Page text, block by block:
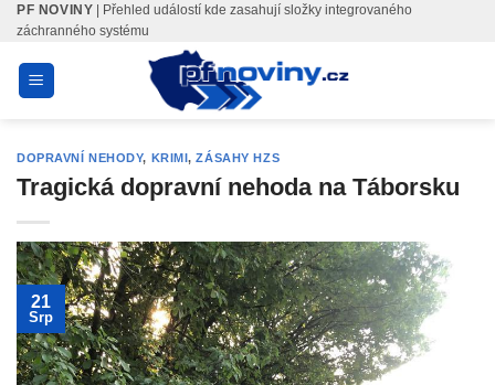
Skip
content
PF NOVINY | Přehled událostí kde zasahují složky integrovaného
záchranného systému
DOPRAVNÍ NEHODY, KRIMI,ZÁSAHY HZS
Tragická dopravní nehoda na Táborsku
21
Srp